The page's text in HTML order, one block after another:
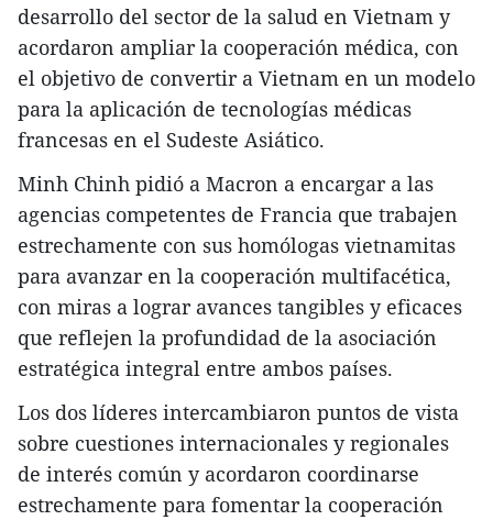
desarrollo del sector de la salud en Vietnam y
acordaron ampliar la cooperación médica, con
el objetivo de convertir a Vietnam en un modelo
para la aplicación de tecnologías médicas
francesas en el Sudeste Asiático.
Minh Chinh pidió a Macron a encargar a las
agencias competentes de Francia que trabajen
estrechamente con sus homólogas vietnamitas
para avanzar en la cooperación multifacética,
con miras a lograr avances tangibles y eficaces
que reflejen la profundidad de la asociación
estratégica integral entre ambos países.
Los dos líderes intercambiaron puntos de vista
sobre cuestiones internacionales y regionales
de interés común y acordaron coordinarse
estrechamente para fomentar la cooperación